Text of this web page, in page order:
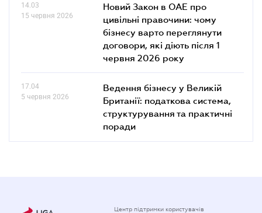
14.03
15 червня 2026
Новий Закон в ОАЕ про
цивільні правочини: чому
бізнесу варто переглянути
договори, які діють після 1
червня 2026 року
17.04
5 червня 2026
Ведення бізнесу у Великій
Британії: податкова система,
структурування та практичні
поради
Центр підтримки користувачів